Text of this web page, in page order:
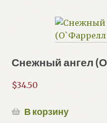
Снежный ангел
$34.50
В корзину